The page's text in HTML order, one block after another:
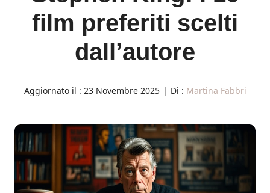
film preferiti scelti
dall’autore
Aggiornato il : 23 Novembre 2025 | Di : Martina Fabbri